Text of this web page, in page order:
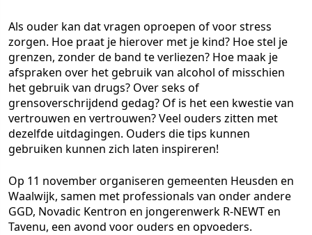
Als ouder kan dat vragen oproepen of voor stress
zorgen. Hoe praat je hierover met je kind? Hoe stel je
grenzen, zonder de band te verliezen? Hoe maak je
afspraken over het gebruik van alcohol of misschien
het gebruik van drugs? Over seks of
grensoverschrijdend gedag? Of is het een kwestie van
vertrouwen en vertrouwen? Veel ouders zitten met
dezelfde uitdagingen. Ouders die tips kunnen
gebruiken kunnen zich laten inspireren!
Op 11 november organiseren gemeenten Heusden en
Waalwijk, samen met professionals van onder andere
GGD, Novadic Kentron en jongerenwerk R-NEWT en
Tavenu, een avond voor ouders en opvoeders.